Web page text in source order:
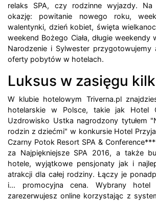
relaks SPA, czy rodzinne wyjazdy.
okazję: powitanie nowego roku,
walentynki, dzień kobiet, święta
weekend Bożego Ciała, długie
Narodzenie i Sylwester przygotowujemy
oferty pobytów w hotelach.
Luksus w zasięgu
W klubie hotelowym Triverna.pl
hotelarskie w Polsce, takie jak Hotel
Uzdrowisko Ustka nagrodzony tytułem
rodzin z dziećmi" w konkursie Hotel
Czarny Potok Resort SPA &
za Najpiękniejsze SPA 2016, a także
hotele, wyjątkowe pensjonaty jak i
atrakcji dla całej rodziny. Łączy je
i... promocyjna cena. Wybrany
zarezerwujesz online korzystając z